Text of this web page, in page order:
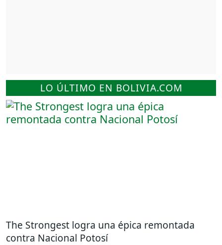
LO ÚLTIMO EN BOLIVIA.COM
The Strongest logra una épica remontada
contra Nacional Potosí